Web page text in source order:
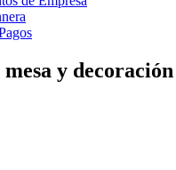
y decoración